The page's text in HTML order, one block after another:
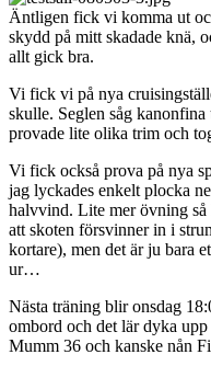
Äntligen fick vi komma ut
skydd på mitt skadade knä,
allt gick bra.
Vi fick vi på nya
skulle. Seglen såg
provade lite olika trim och
Vi fick också prova på nya
jag lyckades enkelt plocka
halvvind. Lite mer övning
att skoten försvinner in i
kortare), men det är ju bara
ur…
Nästa träning blir onsdag
ombord och det lär dyka
Mumm 36 och kanske nån